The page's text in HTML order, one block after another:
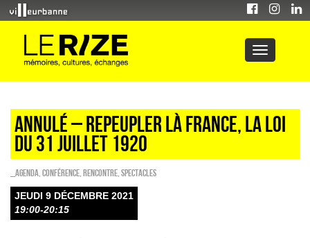
ANNULÉ – REPEUPLER LÀ FRANCE, LA LOI
DU 31 JUILLET 1920
_Agenda Conférence Rencontre SPECTACLES
JEUDI 9 DÉCEMBRE 2021
19:00-20:15